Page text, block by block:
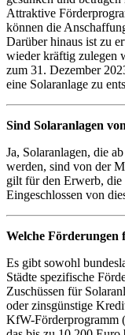
Attraktive
können die
Darüber hinaus ist zu
wieder kräftig zulegen
zum 31. Dezember
eine Solaranlage zu
Sind Solaranlagen
Ja, Solaranlagen, die
werden, sind von der
gilt für den Erwerb,
Eingeschlossen von
Welche Förderungen
Es gibt sowohl
Städte spezifische
Zuschüssen für
oder zinsgünstige
KfW-Förderprogramm